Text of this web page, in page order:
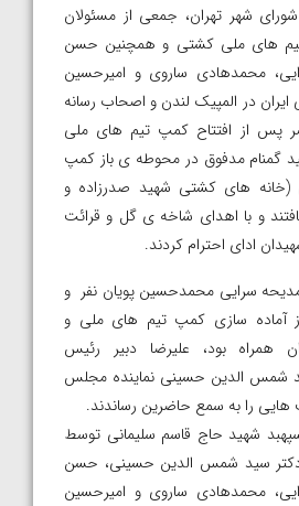
شهر تهران، جمعی از مسئولان
های ملی کشتی و همچنین حسن
محمدهادی ساروی و امیرحسین
ایران در المپیک لندن و اصحاب رسانه
پس از افتتاح کمپ تیم های ملی
گمنام مدفوق در محوطه ی باز کمپ
های کشتی شهید صدرزاده و
و با اهدای شاخه ی گل و قرائت
ادای احترام کردند.
مدیحه سرایی محمدحسین پویان نفر و
سازی کمپ تیم های ملی و
همراه بود، علیرضا دبیر رئیس
شمس الدین حسینی نماینده مجلس
را به سمع حاضرین رساندند.
شهید حاج قاسم سلیمانی توسط
سید شمس الدین حسینی، حسن
محمدهادی ساروی و امیرحسین